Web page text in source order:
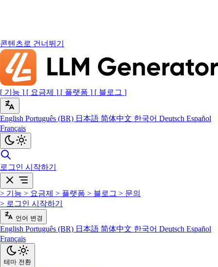
콘텐츠로 건너뛰기
[ 기능 ] [ 요금제 ] [ 플랫폼 ] [ 블로그 ]
English Português (BR) 日本語 简体中文 한국어 Deutsch Español
Français
로그인 시작하기
> 기능 > 요금제 > 플랫폼 > 블로그 > 문의
> 로그인 시작하기
언어 변경
English Português (BR) 日本語 简体中文 한국어 Deutsch Español
Français
테마 전환